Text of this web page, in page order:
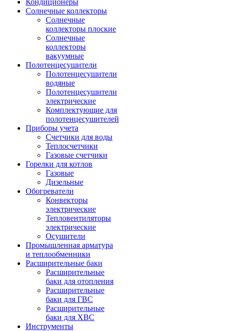
Кондиционеры
Солнечные коллекторы
Солнечные
коллекторы плоские
Солнечные
коллекторы
вакуумные
Полотенцесушители
Полотенцесушители
водяные
Полотенцесушители
электрические
Комплектующие для
полотенцесушителей
Приборы учета
Счетчики для воды
Теплосчетчики
Газовые счетчики
Горелки для котлов
Газовые
Дизельные
Обогреватели
Конвекторы
электрические
Тепловентиляторы
электрические
Осушители
Промышленная арматура
и теплообменники
Расширительные баки
Расширительные
баки для отопления
Расширительные
баки для ГВС
Расширительные
баки для ХВС
Инструменты